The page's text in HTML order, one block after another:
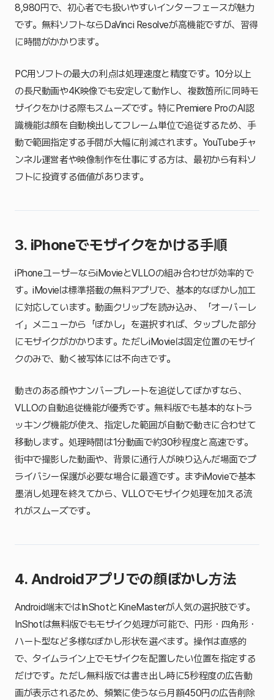
8,980円で、初心者でも扱いやすいインターフェースが魅力
です。無料ソフトならDaVinci Resolveが高機能ですが、習得
に時間がかかります。
PC用ソフトの最大の利点は処理速度と精度です。10分以上
の長尺動画や4K映像でも安定して動作し、複数箇所に同時モ
ザイクをかける際もスムーズです。特にPremiere ProのAI認
識機能は顔を自動検出してフレーム単位で追従するため、手
動で範囲指定する手間が大幅に削減されます。YouTubeチャ
ンネル運営者や映像制作を仕事にする方は、最初から有料ソ
フトに投資する価値があります。
3. iPhoneでモザイクをかける手順
iPhoneユーザーならiMovieとVLLOの組み合わせが効率的で
す。iMovieは標準搭載の無料アプリで、基本的なぼかし加工
に対応しています。動画クリップを読み込み、「オーバーレ
イ」メニューから「ぼかし」を選択すれば、タップした部分
にモザイクがかかります。ただしiMovieは固定位置のモザイ
クのみで、動く被写体には不向きです。
動きのある顔やナンバープレートを追従してぼかすなら、
VLLOの自動追従機能が優秀です。無料版でも基本的なトラ
ッキング機能が使え、指定した範囲が自動で動きに合わせて
移動します。処理時間は1分動画で約30秒程度と高速です。
街中で撮影した動画や、背景に通行人が映り込んだ場面でプ
ライバシー保護が必要な場合に最適です。まずiMovieで基本
墨消し処理を終えてから、VLLOでモザイク処理を加える流
れがスムーズです。
4. Androidアプリでの顔ぼかし方法
Android端末ではInShotとKineMasterが人気の選択肢です。
InShotは無料版でもモザイク処理が可能で、円形・四角形・
ハート型など多様なぼかし形状を選べます。操作は直感的
で、タイムライン上でモザイクを配置したい位置を指定する
だけです。ただし無料版では書き出し時に5秒程度の広告動
画が表示されるため、頻繁に使うなら月額450円の広告削除